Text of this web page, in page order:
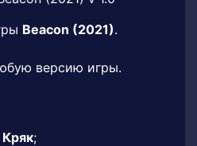
Beacon (2021).
версию игры.
Кряк;